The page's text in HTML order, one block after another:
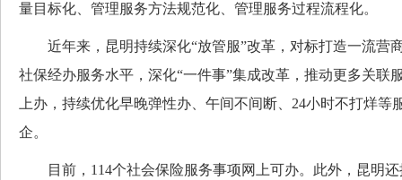
量目标化、管理服务方法规范化、管理服务过程流程化。
近年来，昆明持续深化“放管服”改革，对标打造一流营
社保经办服务水平，深化“一件事”集成改革，推动更多关联
上办，持续优化早晚弹性办、午间不间断、24小时不打烊等
企。
目前，114个社会保险服务事项网上可办。此外，昆明还